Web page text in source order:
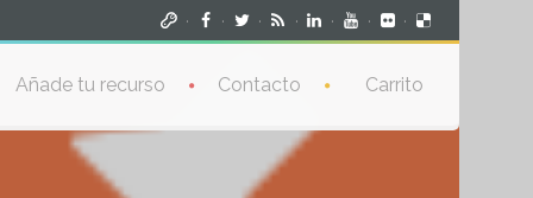
· · · · · · ·
Añade tu recurso Contacto Carrito